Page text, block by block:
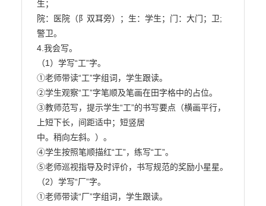
生；
院：医院（阝双耳旁）；生：学生；门：大门；卫;
警卫。
4.我会写。
（1）学写“工”字。
①老师带读“工”字组词，学生跟读。
②学生观察“工”字笔顺及笔画在田字格中的占位。
③教师范写，提示学生“工”的书写要点（横画平行，
上短下长，间距适中；短竖居
中。稍向左斜。）。
④学生按照笔顺描红“工”，练写“工”。
⑤老师巡视指导及时评价，书写规范的奖励小星星。
（2）学写“厂”字。
①老师带读“厂”字组词，学生跟读。